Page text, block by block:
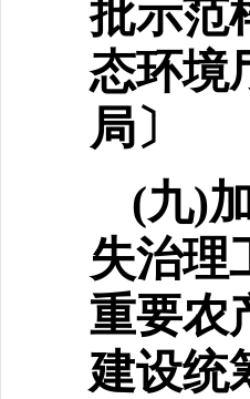
批示范
态环境
局〕
(九)
失治理
重要农
建设统